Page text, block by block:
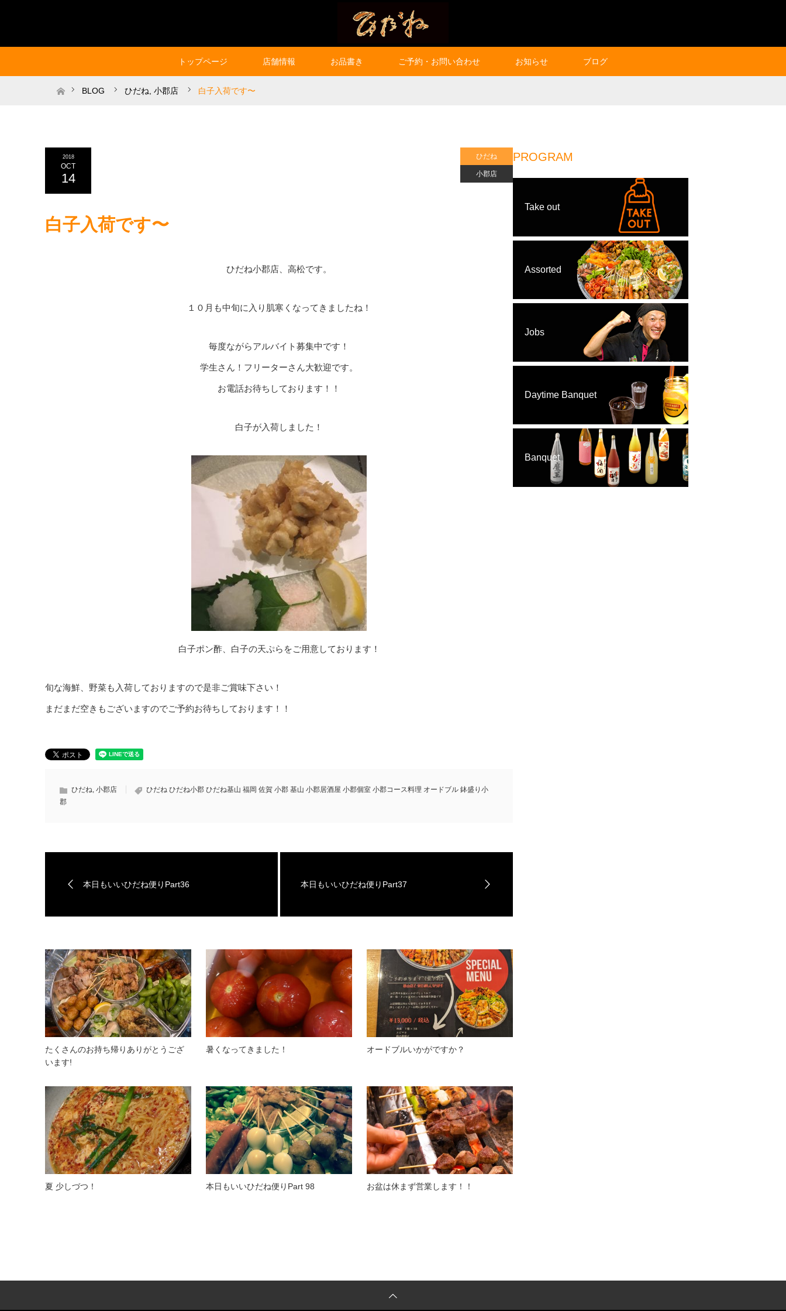
トップページ 店舗情報 お品書き ご予約・お問い合わせ お知らせ ブログ
ホームBLOG ひだね 小郡店 白子入荷です〜
2018
OCT
14
ひだね
小郡店
白子入荷です〜
ひだね小郡店、高松です。
１０月も中旬に入り肌寒くなってきましたね！
毎度ながらアルバイト募集中です！
学生さん！フリーターさん大歓迎です。
お電話お待ちしております！！
白子が入荷しました！
白子ポン酢、白子の天ぷらをご用意しております！
旬な海鮮、野菜も入荷しておりますので是非ご賞味下さい！
まだまだ空きもございますのでご予約お待ちしております！！
ひだね, 小郡店
ひだね ひだね小郡 ひだね基山 福岡 佐賀 小郡 基山 小郡居酒屋 小郡個室 小郡コース料理 オードブル 鉢盛り小
郡
本日もいいひだね便りPart36 本日もいいひだね便りPart37
たくさんのお持ち帰りありがとうござ
います!
暑くなってきました！ オードブルいかがですか？
夏 少しづつ！ 本日もいいひだね便りPart 98 お盆は休まず営業します！！
PROGRAM
Take out
Assorted
Jobs
Daytime Banquet
Banquet